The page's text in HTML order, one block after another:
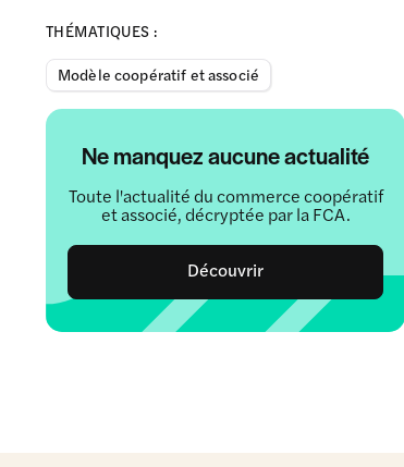
THÉMATIQUES :
Modèle coopératif et associé
Ne manquez aucune actualité
Toute l'actualité du commerce coopératif
et associé, décryptée par la FCA.
Découvrir